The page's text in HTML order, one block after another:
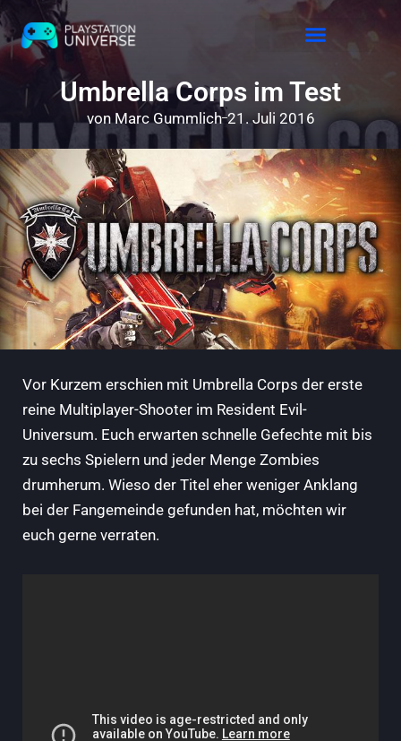
Umbrella Corps im Test
von Marc Gummlich 21. Juli 2016
Vor Kurzem erschien mit Umbrella Corps der erste
reine Multiplayer-Shooter im Resident Evil-
Universum. Euch erwarten schnelle Gefechte mit bis
zu sechs Spielern und jeder Menge Zombies
drumherum. Wieso der Titel eher weniger Anklang
bei der Fangemeinde gefunden hat, möchten wir
euch gerne verraten.